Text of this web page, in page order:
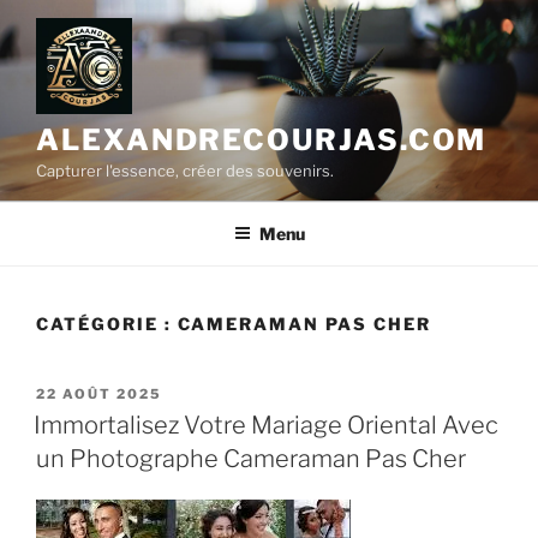
Aller
au
contenu
principal
ALEXANDRECOURJAS.COM
Capturer l'essence, créer des souvenirs.
Menu
CATÉGORIE : CAMERAMAN PAS CHER
PUBLIÉ
LE
22 AOÛT 2025
Immortalisez Votre Mariage Oriental Avec
un Photographe Cameraman Pas Cher